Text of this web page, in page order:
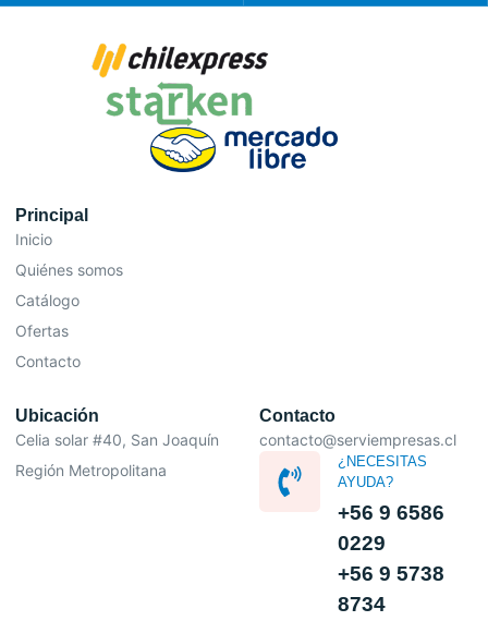
Principal
Inicio
Quiénes somos
Catálogo
Ofertas
Contacto
Ubicación
Celia solar #40, San Joaquín
Región Metropolitana
Contacto
contacto@serviempresas.cl
¿NECESITAS
AYUDA?
+56 9 6586
0229
+56 9 5738
8734